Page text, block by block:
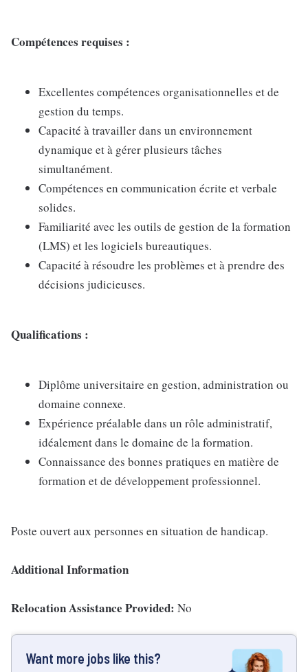
Compétences requises :
Excellentes compétences organisationnelles et de
gestion du temps.
Capacité à travailler dans un environnement
dynamique et à gérer plusieurs tâches
simultanément.
Compétences en communication écrite et verbale
solides.
Familiarité avec les outils de gestion de la formation
(LMS) et les logiciels bureautiques.
Capacité à résoudre les problèmes et à prendre des
décisions judicieuses.
Qualifications :
Diplôme universitaire en gestion, administration ou
domaine connexe.
Expérience préalable dans un rôle administratif,
idéalement dans le domaine de la formation.
Connaissance des bonnes pratiques en matière de
formation et de développement professionnel.
Poste ouvert aux personnes en situation de handicap.
Additional Information
Relocation Assistance Provided: No
Want more jobs like this?